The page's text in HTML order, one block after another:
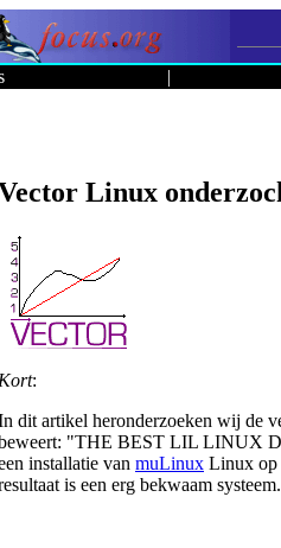
|
Linux
Kort:
dit artikel heronderzoeken wij de
"THE BEST LIL LINUX
installatie van muLinux Linux op
is een erg bekwaam systeem.